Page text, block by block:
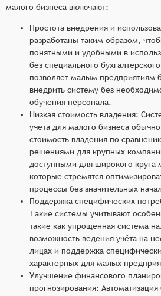
малого бизнеса включают:
Простота внедрения и
разработаны таким образом,
понятными и удобными в
без специального
позволяет малым предприятиям
внедрить систему без
обучения персонала.
Низкая стоимость владения:
учёта для малого бизнеса
стоимость владения по
решениями для крупных
доступными для широкого круга
которые стремятся
процессы без значительных
Поддержка специфических
Такие системы учитывают
такие как упрощённая система
возможность ведения учёта на
лицах и поддержка
характерных для малых
Улучшение финансового
прогнозирования: Автоматизация